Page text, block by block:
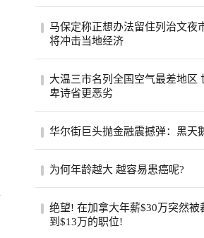
台湾民众更该担心中共
社）...
马保定称正想办法留住列治文夜
将冲击当地经济
脚点？列治文市官员们
大温三市名列全国空气最差地区
卑诗省更恶劣
空气质素最恶劣地区之
华尔街巨头抛金融震撼弹：黑天
开始拉响警报。摩根大
为何年龄越大 越容易患癌呢?
友似乎变多了。五十岁
本以...
绝望! 在加拿大年薪$30万突然被
到$13万的职位!